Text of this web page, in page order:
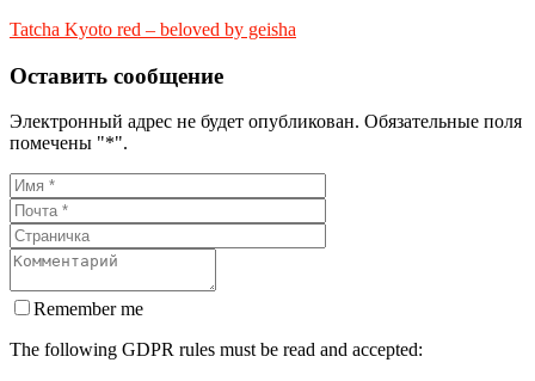
Tatcha Kyoto red – beloved by geisha
Оставить сообщение
Электронный адрес не будет опубликован. Обязательные поля
помечены "*".
Remember me
The following GDPR rules must be read and accepted: